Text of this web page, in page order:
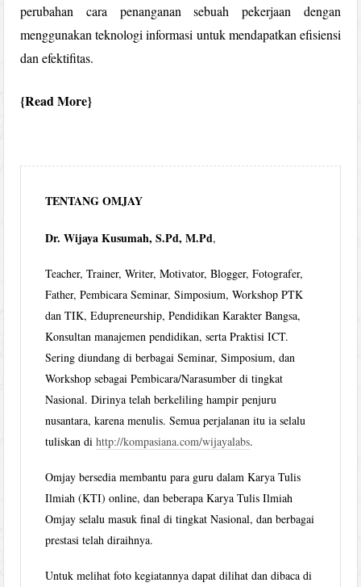
perubahan cara penanganan sebuah pekerjaan dengan
menggunakan teknologi informasi untuk mendapatkan efisiensi
dan efektifitas.
Read More
TENTANG OMJAY
Dr. Wijaya Kusumah, S.Pd, M.Pd,
Teacher, Trainer, Writer, Motivator, Blogger, Fotografer,
Father, Pembicara Seminar, Simposium, Workshop PTK
dan TIK, Edupreneurship, Pendidikan Karakter Bangsa,
Konsultan manajemen pendidikan, serta Praktisi ICT.
Sering diundang di berbagai Seminar, Simposium, dan
Workshop sebagai Pembicara/Narasumber di tingkat
Nasional. Dirinya telah berkeliling hampir penjuru
nusantara, karena menulis. Semua perjalanan itu ia selalu
tuliskan dihttp://kompasiana.com/wijayalabs.
Omjay bersedia membantu para guru dalam Karya Tulis
Ilmiah (KTI) online, dan beberapa Karya Tulis Ilmiah
Omjay selalu masuk final di tingkat Nasional, dan berbagai
prestasi telah diraihnya.
Untuk melihat foto kegiatannya dapat dilihat dan dibaca di